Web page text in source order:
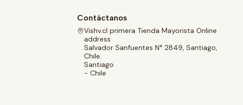
Contáctanos
Vishv.cl primera Tienda Mayorista Online
address
Salvador Sanfuentes N° 2849, Santiago,
Chile.
Santiago
- Chile